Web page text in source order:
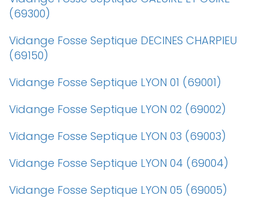
(69300)
Vidange Fosse Septique DECINES CHARPIEU
(69150)
Vidange Fosse Septique LYON 01 (69001)
Vidange Fosse Septique LYON 02 (69002)
Vidange Fosse Septique LYON 03 (69003)
Vidange Fosse Septique LYON 04 (69004)
Vidange Fosse Septique LYON 05 (69005)